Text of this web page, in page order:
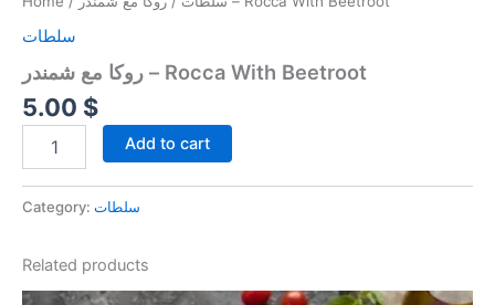
سلطات
روكا مع شمندر – Rocca With Beetroot
5.00 $
Add to cart
Category: سلطات
Related products